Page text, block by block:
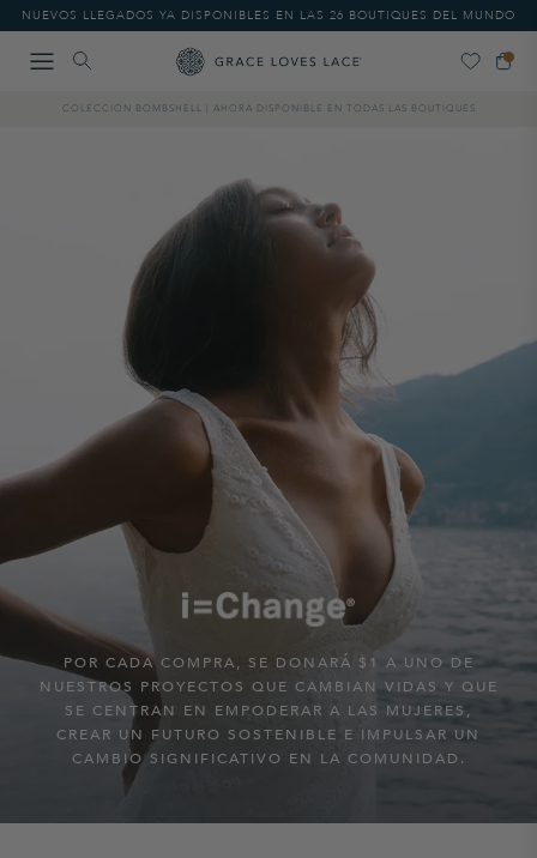
Please
note:
website
NUEVOS LLEGADOS YA DISPONIBLES EN LAS 26 BOUTIQUES DEL MUNDO
COLECCIÓN BOMBSHELL | AHORA DISPONIBLE EN TODAS LAS BOUTIQUES
POR CADA COMPRA, SE DONARÁ $1 A UNO DE
NUESTROS PROYECTOS QUE CAMBIAN VIDAS Y QUE
SE CENTRAN EN EMPODERAR A LAS MUJERES,
CREAR UN FUTURO SOSTENIBLE E IMPULSAR UN
CAMBIO SIGNIFICATIVO EN LA COMUNIDAD.